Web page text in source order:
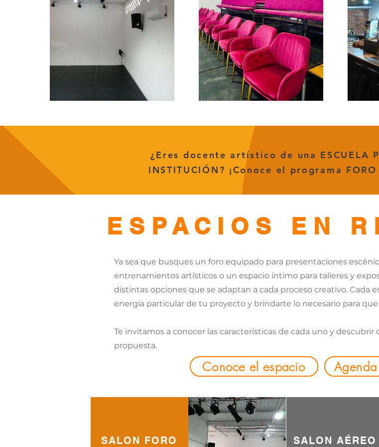
¿Eres docente artístico de una ESCUELA
INSTITUCIÓN ? ¡Conoce el programa FORO
ESPACIOS EN
Ya sea que busques un foro equipado para presentaciones
entrenamientos artísticos o un espacio íntimo para talleres y
distintas opciones que se adaptan a cada proceso creativo. Cada
energía particular de tu proyecto y brindarte lo necesario para que
Te invitamos a conocer las características de cada uno y descubrir
propuesta.
Conoce el espacio
SALON FORO SALON AÉREO